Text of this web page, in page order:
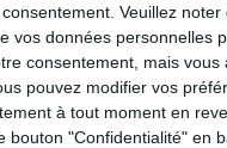
Veuillez
vos données personnelles
consentement, mais vous
pouvez modifier vos
à tout moment en
bouton "Confidentialité" en
remplacer la viande par
diététique du